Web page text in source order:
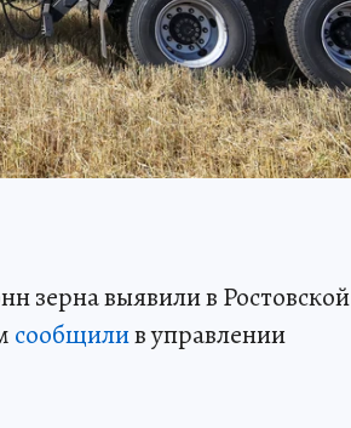
зерна выявили в Ростовской
сообщилив управлении